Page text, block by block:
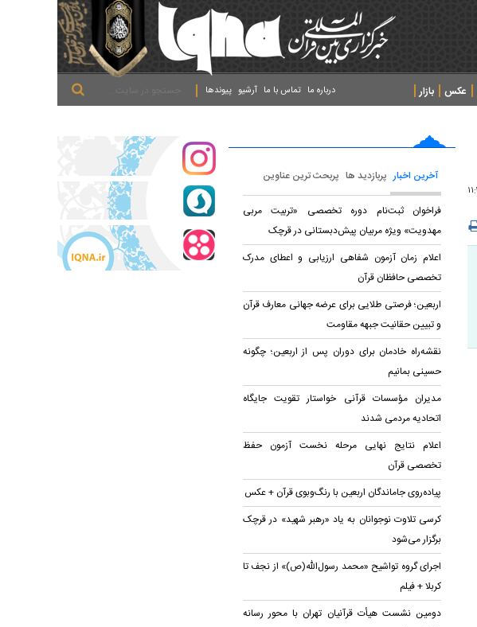
عکس
بازار
پیوندها آرشیو تماس با ما درباره ما
آخرین اخبار پربازدید ها پربحث ترین عناوین
فراخوان ثبت‌نام دوره تخصصی «تربیت مربی
مهدویت» ویژه مربیان پیش‌دبستانی در قرچک
اعلام زمان آزمون شفاهی ارزیابی و اعطای مدرک
تخصصی حافظان قرآن
اربعین؛ فرصتی طلایی برای عرضه جهانی معارف قرآن
و تبیین حقانیت جبهه مقاومت
نقشه‌راه خادمان برای دوران پس از اربعین؛ چگونه
حسینی بمانیم
مدیران مؤسسات قرآنی خواستار تقویت جایگاه
اتحادیه‌ مردمی شدند
اعلام نتایج نهایی مرحله نخست آزمون حفظ
تخصصی قرآن
پیاده‌روی جاماندگان اربعین با رنگ‌وبوی قرآن + عکس
کرسی تلاوت نوجوانان به یاد «رهبر شهید» در قرچک
برگزار می‌شود
اجرای گروه تواشیح «محمد رسول‌الله(ص)» از نجف تا
کربلا + فیلم
دومین نشست هیأت قرآنیان تهران با محور رسانه